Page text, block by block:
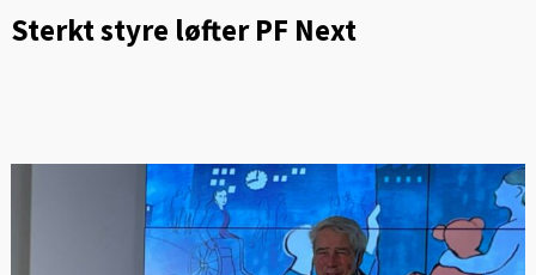
Sterkt styre løfter PF Next